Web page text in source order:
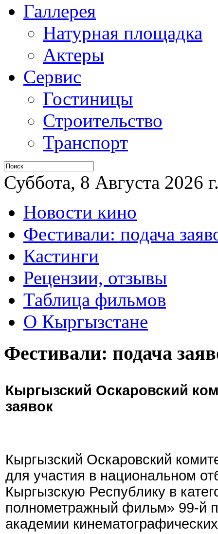
Галлерея
Натурная площадка
Актеры
Сервис
Гостиницы
Строительство
Транспорт
Суббота, 8 Августа 2026
Новости кино
Фестивали: подача
Кастинги
Рецензии, отзывы
Таблица фильмов
О Кыргызстане
Фестивали: подача
Кыргызский Оскаровский
заявок
Кыргызский Оскаровский
для участия в национальном
Кыргызскую Республику в
полнометражный фильм» 99-й
академии